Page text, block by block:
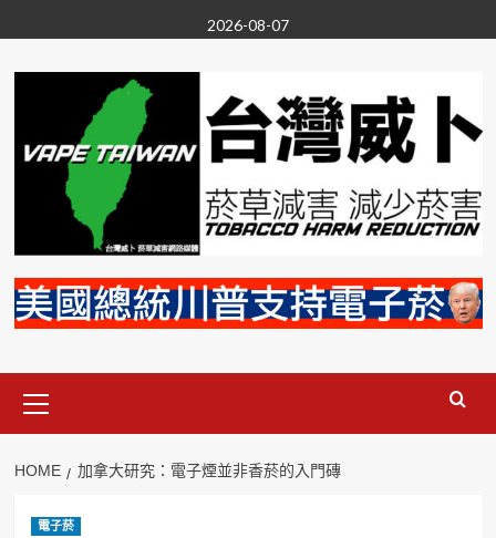
to
content
2026-08-07
Menu
HOME 加拿大研究：電子煙並非香菸的入門磚
電子菸